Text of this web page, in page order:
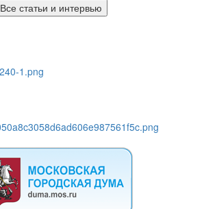
Все статьи и интервью